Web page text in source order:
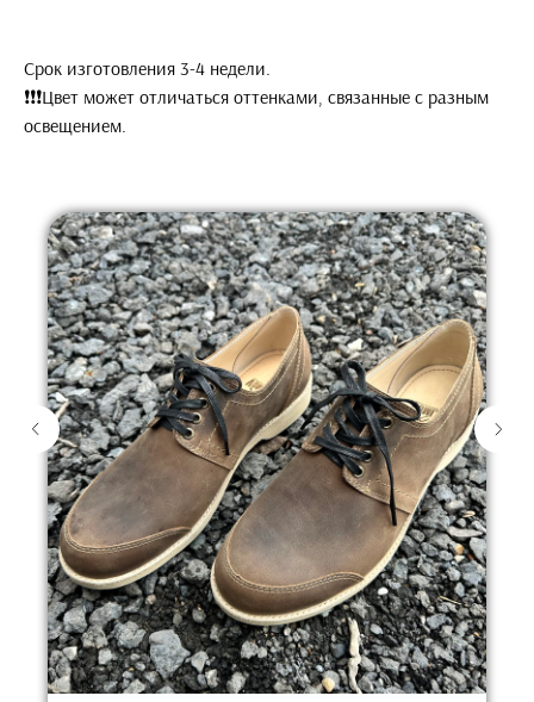
Срок изготовления 3-4 недели.
❗️❗️❗️Цвет может отличаться оттенками, связанные с разным
освещением.